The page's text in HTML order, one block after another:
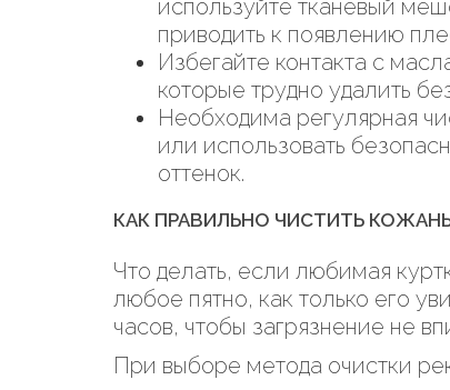
используйте тканевый
приводить к появлению
Избегайте контакта с
которые трудно удалить
Необходима регулярная
или использовать
оттенок.
КАК ПРАВИЛЬНО ЧИСТИТЬ
Что делать, если любимая
любое пятно, как только его
часов, чтобы загрязнение не
При выборе метода очистки